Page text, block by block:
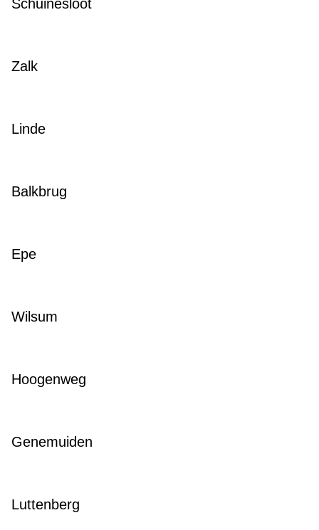
Schuinesloot
Zalk
Linde
Balkbrug
Epe
Wilsum
Hoogenweg
Genemuiden
Luttenberg